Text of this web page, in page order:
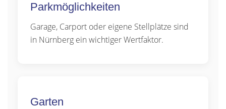
Parkmöglichkeiten
Garage, Carport oder eigene Stellplätze sind
in Nürnberg ein wichtiger Wertfaktor.
Garten